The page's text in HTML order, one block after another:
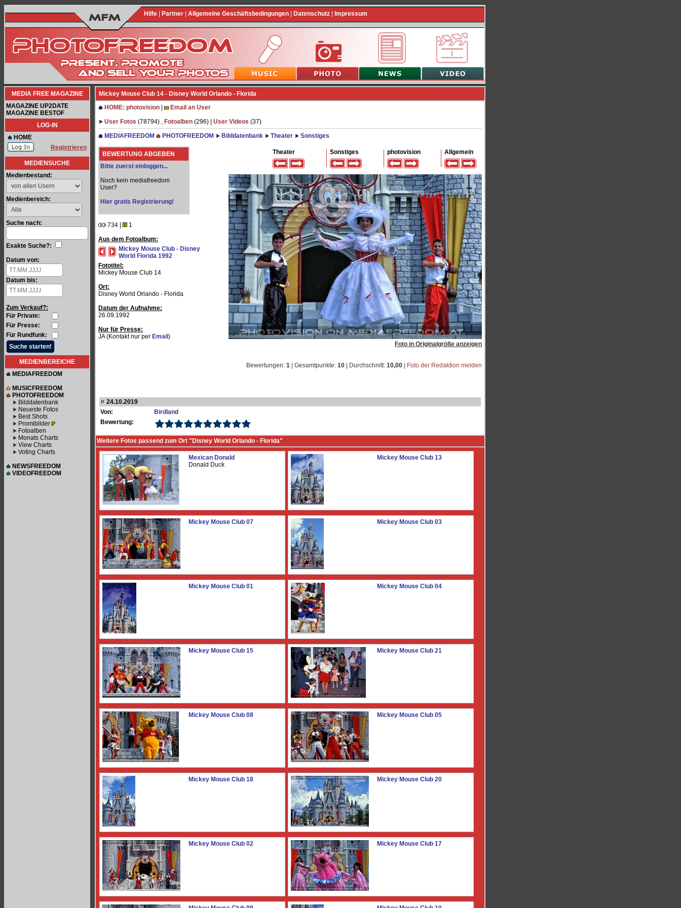
Hilfe Partner Allgemeine Geschäftsbedingungen Datenschutz Impressum
MEDIA FREE MAGAZINE
MAGAZINE UP2DATE
MAGAZINE BESTOF
LOG-IN
HOME
Registrieren
MEDIENSUCHE
Medienbestand:
Medienbereich:
Suche nach:
Exakte Suche?:
Datum von:
Datum bis:
Zum Verkauf?:
Für Private:
Für Presse:
Für Rundfunk:
MEDIENBEREICHE
MEDIAFREEDOM
MUSICFREEDOM
PHOTOFREEDOM
Bilddatenbank
Neueste Fotos
Best Shots
Promibilder
Fotoalben
Monats Charts
View Charts
Voting Charts
NEWSFREEDOM
VIDEOFREEDOM
Mickey Mouse Club 14 - Disney World Orlando - Florida
HOME: photovision
Email an User
User Fotos (78794) , Fotoalben (296) | User Videos (37)
MEDIAFREEDOM
PHOTOFREEDOM Bilddatenbank Theater Sonstiges
BEWERTUNG ABGEBEN
Bitte zuerst einloggen...
Noch kein mediafreedom
User?
Hier gratis Registrierung!
734 |
1
Aus dem Fotoalbum:
Mickey Mouse Club - Disney
World Florida 1992
Fototitel:
Mickey Mouse Club 14
Ort:
Disney World Orlando - Florida
Datum der Aufnahme:
26.09.1992
Nur für Presse:
JA (Kontakt nur per Email )
Theater Sonstiges photovision Allgemein
Foto in Originalgröße anzeigen
Bewertungen: 1 | Gesamtpunkte: 10 | Durchschnitt: 10,00 Foto der Redaktion melden
24.10.2019
Von:
Birdland
Bewertung:
Weitere Fotos passend zum Ort "Disney World Orlando - Florida"
Mexican Donald
Donald Duck
Mickey Mouse Club 13
Mickey Mouse Club 07 Mickey Mouse Club 03
Mickey Mouse Club 01 Mickey Mouse Club 04
Mickey Mouse Club 15 Mickey Mouse Club 21
Mickey Mouse Club 08 Mickey Mouse Club 05
Mickey Mouse Club 18 Mickey Mouse Club 20
Mickey Mouse Club 02 Mickey Mouse Club 17